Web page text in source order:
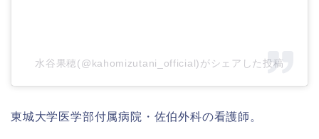
水谷果穂(@kahomizutani_official)がシェアした投稿
東城大学医学部付属病院・佐伯外科の看護師。